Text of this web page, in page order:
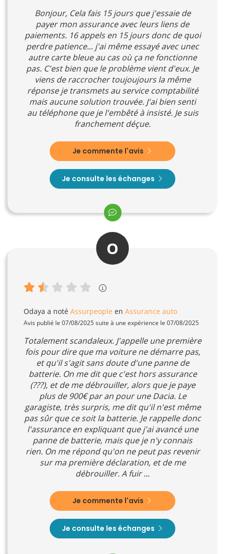
Bonjour, Cela fais 15 jours que j'essaie de
payer mon assurance avec leurs liens de
paiements. 16 appels en 15 jours donc de quoi
perdre patience... j'ai même essayé avec unec
autre carte bleue au cas où ça ne fonctionne
pas. C'est bien que le problème vient d'eux. Je
viens de raccrocher toujoujours la même
réponse je transmets au service comptabilité
mais aucune solution trouvée. J'ai bien senti
au téléphone que je l'embêté à insisté. Je suis
franchement déçue.
Je commente l'avis
Je consulte les échanges
O
Odaya a noté Assurpeople en Assurance auto
Avis publié le 07/08/2025 suite à une expérience le 07/08/2025
Totalement scandaleux. J'appelle une première
fois pour dire que ma voiture ne démarre pas,
et qu'il s'agit sans doute d'une panne de
batterie. On me dit que c'est hors assurance
(???), et de me débrouiller, alors que je paye
plus de 900€ par an pour une Dacia. Le
garagiste, très surpris, me dit qu'il n'est même
pas sûr que ce soit la batterie. Je rappelle donc
l'assurance en expliquant que j'ai avancé une
panne de batterie, mais que je n'y connais
rien. On me répond qu'on ne peut pas revenir
sur ma première déclaration, et de me
débrouiller. A fuir ...
Je commente l'avis
Je consulte les échanges